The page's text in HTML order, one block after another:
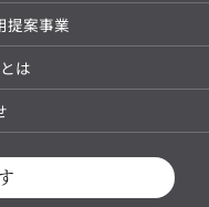
提案事業
は